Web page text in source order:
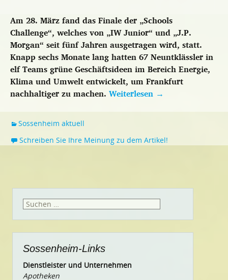
Am 28. März fand das Finale der „Schools
Challenge“, welches von „IW Junior“ und „J.P.
Morgan“ seit fünf Jahren ausgetragen wird, statt.
Knapp sechs Monate lang hatten 67 Neuntklässler in
elf Teams grüne Geschäftsideen im Bereich Energie,
Klima und Umwelt entwickelt, um Frankfurt
nachhaltiger zu machen. Weiterlesen →
Sossenheim aktuell
Schreiben Sie Ihre Meinung zu dem Artikel!
Suchen
Sossenheim-Links
Dienstleister und Unternehmen
Apotheken